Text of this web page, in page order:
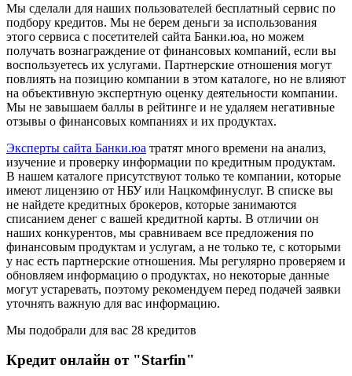
Мы сделали для наших пользователей бесплатный сервис по
подбору кредитов. Мы не берем деньги за использования
этого сервиса с посетителей сайта Банки.юа, но можем
получать вознаграждение от финансовых компаний, если вы
воспользуетесь их услугами. Партнерские отношения могут
повлиять на позицию компании в этом каталоге, но не влияют
на объективную экспертную оценку деятельности компании.
Мы не завышаем баллы в рейтинге и не удаляем негативные
отзывы о финансовых компаниях и их продуктах.
Эксперты сайта Банки.юа тратят много времени на анализ,
изучение и проверку информации по кредитным продуктам.
В нашем каталоге присутствуют только те компании, которые
имеют лицензию от НБУ или Нацкомфинуслуг. В списке вы
не найдете кредитных брокеров, которые занимаются
списанием денег с вашей кредитной карты. В отличии он
наших конкурентов, мы сравниваем все предложения по
финансовым продуктам и услугам, а не только те, с которыми
у нас есть партнерские отношения. Мы регулярно проверяем и
обновляем информацию о продуктах, но некоторые данные
могут устаревать, поэтому рекомендуем перед подачей заявки
уточнять важную для вас информацию.
Мы подобрали для вас 28 кредитов
Кредит онлайн от "Starfin"